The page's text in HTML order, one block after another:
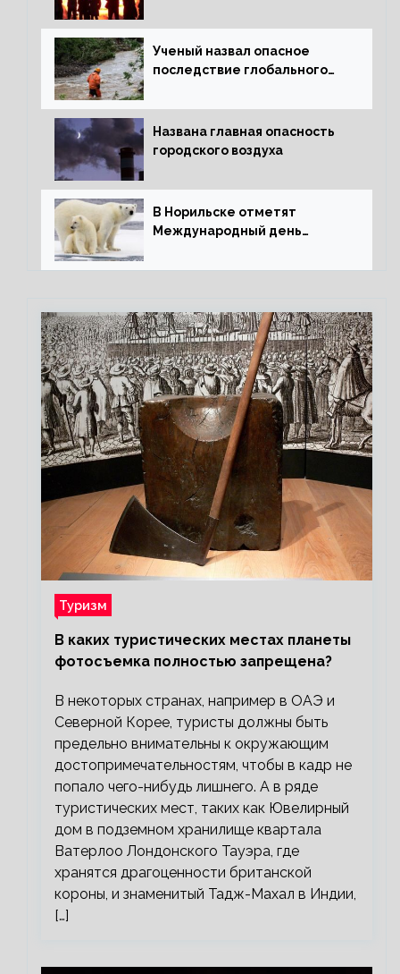
Ученый назвал опасное
последствие глобального
Названа главная опасность
городского воздуха
В Норильске отметят
Международный день
Туризм
В каких туристических местах планеты
фотосъемка полностью запрещена?
В некоторых странах, например в ОАЭ и
Северной Корее, туристы должны быть
предельно внимательны к окружающим
достопримечательностям, чтобы в кадр не
попало чего-нибудь лишнего. А в ряде
туристических мест, таких как Ювелирный
дом в подземном хранилище квартала
Ватерлоо Лондонского Тауэра, где
хранятся драгоценности британской
короны, и знаменитый Тадж-Махал в Индии,
[…]